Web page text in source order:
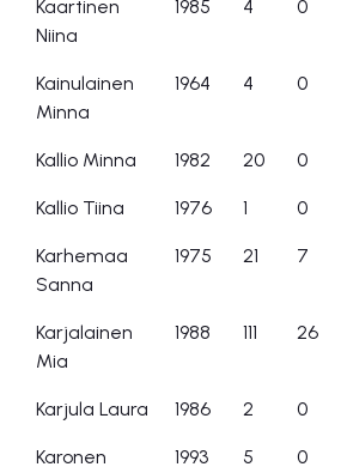
Kaartinen
Niina
1985 4 0
Kainulainen
Minna
1964 4 0
Kallio Minna 1982 20 0
Kallio Tiina 1976 1 0
Karhemaa
Sanna
1975 21 7
Karjalainen
Mia
1988 111 26
Karjula Laura 1986 2 0
Karonen
1993 5 0